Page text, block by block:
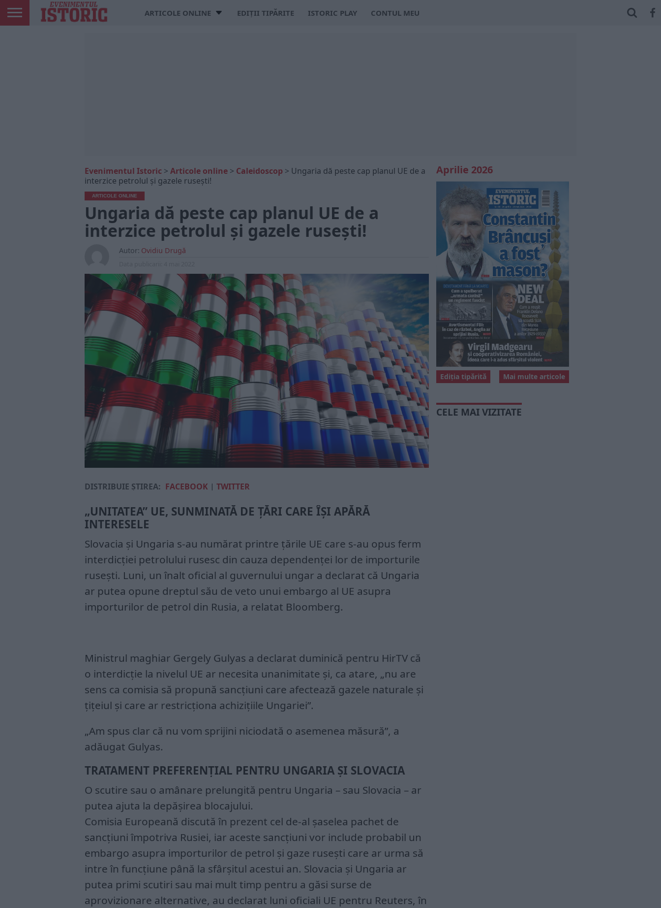
ARTICOLE ONLINE EDIȚII TIPĂRITE ISTORIC PLAY CONTUL MEU
Evenimentul Istoric > Articole online > Caleidoscop > Ungaria dă peste cap planul UE de a
interzice petrolul și gazele rusești!
ARTICOLE ONLINE
Ungaria dă peste cap planul UE de a
interzice petrolul și gazele rusești!
Autor: Ovidiu Drugă
DISTRIBUIE ȘTIREA: FACEBOOK | TWITTER
„UNITATEA” UE, SUNMINATĂ DE ȚĂRI CARE ÎȘI APĂRĂ
INTERESELE
Slovacia și Ungaria s-au numărat printre țările UE care s-au opus ferm
interdicției petrolului rusesc din cauza dependenței lor de importurile
rusești. Luni, un înalt oficial al guvernului ungar a declarat că Ungaria
ar putea opune dreptul său de veto unui embargo al UE asupra
importurilor de petrol din Rusia, a relatat Bloomberg.
Ministrul maghiar Gergely Gulyas a declarat duminică pentru HirTV că
o interdicție la nivelul UE ar necesita unanimitate și, ca atare, „nu are
sens ca comisia să propună sancțiuni care afectează gazele naturale și
țițeiul și care ar restricționa achizițiile Ungariei”.
„Am spus clar că nu vom sprijini niciodată o asemenea măsură”, a
adăugat Gulyas.
TRATAMENT PREFERENȚIAL PENTRU UNGARIA ȘI SLOVACIA
O scutire sau o amânare prelungită pentru Ungaria – sau Slovacia – ar
putea ajuta la depășirea blocajului.
Comisia Europeană discută în prezent cel de-al șaselea pachet de
sancțiuni împotriva Rusiei, iar aceste sancțiuni vor include probabil un
embargo asupra importurilor de petrol și gaze rusești care ar urma să
intre în funcțiune până la sfârșitul acestui an. Slovacia și Ungaria ar
putea primi scutiri sau mai mult timp pentru a găsi surse de
aprovizionare alternative, au declarat luni oficiali UE pentru Reuters, în
Aprilie 2026
Mai multe articole
Ediția tipărită
CELE MAI VIZITATE